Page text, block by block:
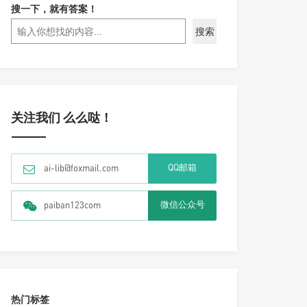
搜一下，就有答案！
搜索
关注我们 么么哒！
ai-lib@foxmail.com QQ邮箱
paiban123com 微信公众号
热门标签